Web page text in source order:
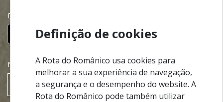
Descarregue gratuitamente a nossa app:
NEWSLETTER
SUBSCREVER
Definição de cookies
A Rota do Românico usa cookies para
melhorar a sua experiência de navegação,
a segurança e o desempenho do website. A
Rota do Românico pode também utilizar